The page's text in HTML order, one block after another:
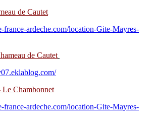
de Cautet
france-ardeche.com/location-Gite-Mayres-
de Cautet
Le Chambonnet
france-ardeche.com/location-Gite-Mayres-